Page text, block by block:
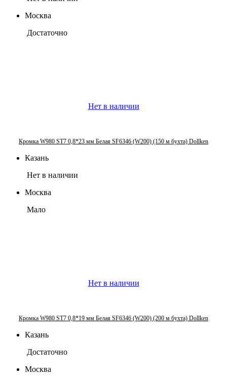
Москва
Достаточно
Нет в наличии
Кромка W980 ST7 0,8*23 мм Белая SF6346 (W200) (150 м бухта) Dollken
Казань
Нет в наличии
Москва
Мало
Нет в наличии
Кромка W980 ST7 0,8*19 мм Белая SF6346 (W200) (200 м бухта) Dollken
Казань
Достаточно
Москва